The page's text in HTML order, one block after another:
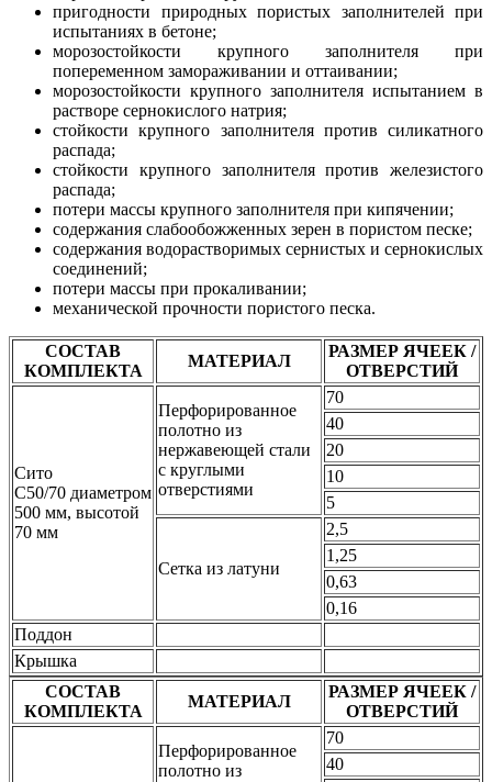
пригодности природных пористых заполнителей при
испытаниях в бетоне;
морозостойкости крупного заполнителя при
попеременном замораживании и оттаивании;
морозостойкости крупного заполнителя испытанием в
растворе сернокислого натрия;
стойкости крупного заполнителя против силикатного
распада;
стойкости крупного заполнителя против железистого
распада;
потери массы крупного заполнителя при кипячении;
содержания слабообожженных зерен в пористом песке;
содержания водорастворимых сернистых и сернокислых
соединений;
потери массы при прокаливании;
механической прочности пористого песка.
СОСТАВ
КОМПЛЕКТА
МАТЕРИАЛ
РАЗМЕР ЯЧЕЕК /
ОТВЕРСТИЙ
Сито
С50/70 диаметром
500 мм, высотой
70 мм
Перфорированное
полотно из
нержавеющей стали
с круглыми
отверстиями
70
40
20
10
5
Сетка из латуни
2,5
1,25
0,63
0,16
Поддон
Крышка
СОСТАВ
КОМПЛЕКТА
МАТЕРИАЛ
РАЗМЕР ЯЧЕЕК /
ОТВЕРСТИЙ
Перфорированное
полотно из
70
40